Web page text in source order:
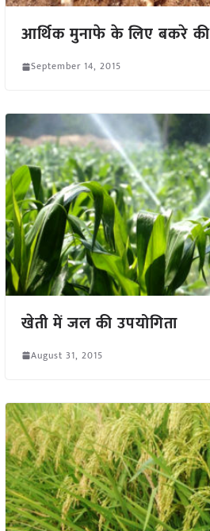
आर्थिक मुनाफे के लिए बकरे
September 14, 2015
खेती में जल की उपयोगिता
August 31, 2015